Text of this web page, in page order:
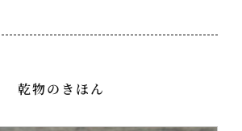
乾物のきほん